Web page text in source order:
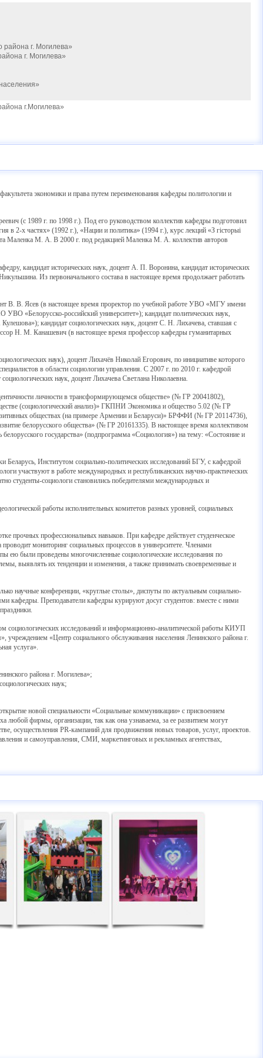
района г. Могилева»
г. Могилева»
г.Могилева»
экономики и права путем переименования кафедры политологии и
(с 1989 г. по 1998 г.). Под его руководством коллектив кафедры подготовил
в 2-х частях» (1992 г.), «Нации и политика» (1994 г.), курс лекций «З гісторыі
Маленка М. А. В 2000 г. под редакцией Маленка М. А. коллектив авторов
кандидат исторических наук, доцент А. П. Воронина, кандидат исторических
Из первоначального состава в настоящее время продолжает работать
В. В. Ясев (в настоящее время проректор по учебной работе УВО «МГУ имени
«Белорусско-российский университет»); кандидат политических наук,
кандидат социологических наук, доцент С. Н. Лихачева, ставшая с
Н. М. Канашевич (в настоящее время профессор кафедры гуманитарных
наук), доцент Лихачёв Николай Егорович, по инициативе которого
в области социологии управления. С 2007 г. по 2010 г. кафедрой
наук, доцент Лихачева Светлана Николаевна.
личности в трансформирующемся обществе» (№ ГР 20041802),
(социологический анализ)» ГКПНИ Экономика и общество 5.02 (№ ГР
обществах (на примере Армении и Беларуси)» БРФФИ (№ ГР 20114736),
белорусского общества» (№ ГР 20161335). В настоящее время коллективом
государства» (подпрограмма «Социология») на тему: «Состояние и
Институтом социально-политических исследований БГУ, с кафедрой
участвуют в работе международных и республиканских научно-практических
студенты-социологи становились победителями международных и
работы исполнительных комитетов разных уровней, социальных
прочных профессиональных навыков. При кафедре действует студенческое
мониторинг социальных процессов в университете. Членами
ею были проведены многочисленные социологические исследования по
выявлять их тенденции и изменения, а также принимать своевременные и
научные конференции, «круглые столы», диспуты по актуальным социально-
кафедры. Преподаватели кафедры курируют досуг студентов: вместе с ними
социологических исследований и информационно-аналитической работы КИУП
«Центр социального обслуживания населения Ленинского района г.
услуга».
района г. Могилева»;
наук;
новой специальности «Социальные коммуникации» с присвоением
фирмы, организации, так как она узнаваема, за ее развитием могут
осуществления PR-кампаний для продвижения новых товаров, услуг, проектов.
и самоуправления, СМИ, маркетинговых и рекламных агентствах,